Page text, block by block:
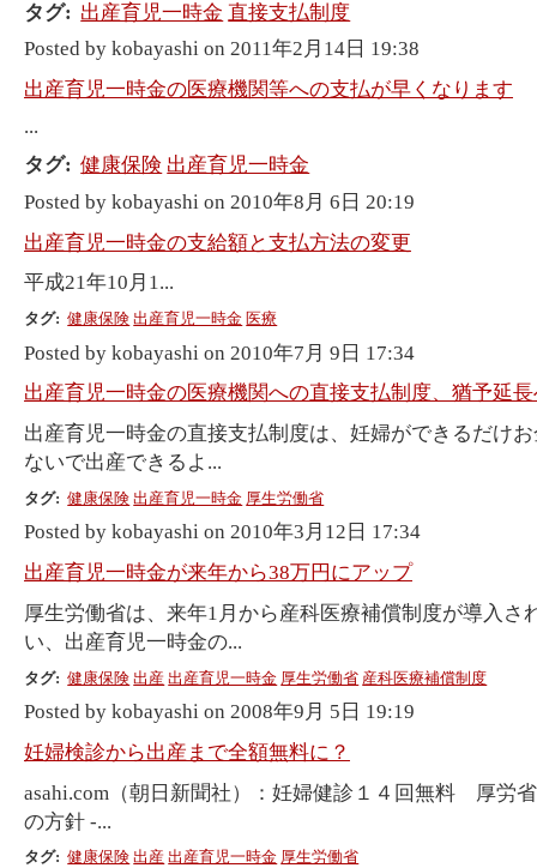
タグ: 出産育児一時金 直接支払制度
Posted by kobayashi on 2011年2月14日 19:38
出産育児一時金の医療機関等への支払が早くなります
...
タグ: 健康保険 出産育児一時金
Posted by kobayashi on 2010年8月 6日 20:19
出産育児一時金の支給額と支払方法の変更
平成21年10月1...
タグ: 健康保険 出産育児一時金 医療
Posted by kobayashi on 2010年7月 9日 17:34
出産育児一時金の医療機関への直接支払制度、猶予延
出産育児一時金の直接支払制度は、妊婦ができるだけ
ないで出産できるよ...
タグ: 健康保険 出産育児一時金 厚生労働省
Posted by kobayashi on 2010年3月12日 17:34
出産育児一時金が来年から38万円にアップ
厚生労働省は、来年1月から産科医療補償制度が導入さ
い、出産育児一時金の...
タグ: 健康保険 出産 出産育児一時金 厚生労働省 産科医療補償制度
Posted by kobayashi on 2008年9月 5日 19:19
妊婦検診から出産まで全額無料に？
asahi.com（朝日新聞社）：妊婦健診１４回無料 厚労
の方針 -...
タグ: 健康保険 出産 出産育児一時金 厚生労働省